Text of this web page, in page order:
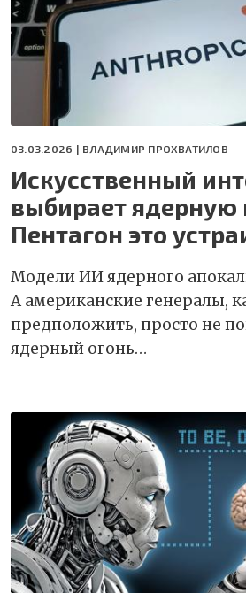
03.03.2026 | ВЛАДИМИР ПРОХВАТИЛОВ
Искусственный
выбирает ядерную
Пентагон это
Модели ИИ ядерного
А американские генералы,
предположить, просто не
ядерный огонь…